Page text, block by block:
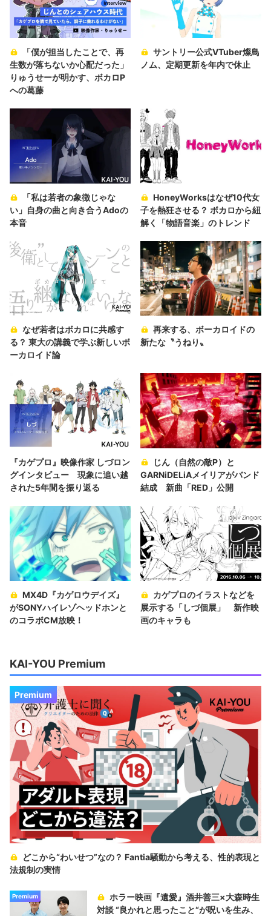
「僕が担当したことで、再
生数が落ちないか心配だった」
りゅうせーが明かす、ボカロP
への葛藤
サントリー公式VTuber燦鳥
ノム、定期更新を年内で休止
「私は若者の象徴じゃな
い」自身の曲と向き合うAdoの
本音
HoneyWorksはなぜ10代女
子を熱狂させる？ ボカロから紐
解く「物語音楽」のトレンド
なぜ若者はボカロに共感す
る？ 東大の講義で学ぶ新しいボ
ーカロイド論
再来する、ボーカロイドの
新たな〝うねり〟
『カゲプロ』映像作家 しづロン
グインタビュー 現象に追い越
された5年間を振り返る
じん（自然の敵P）と
GARNiDELiAメイリアがバンド
結成 新曲「RED」公開
MX4D『カゲロウデイズ』
がSONYハイレゾヘッドホンと
のコラボCM放映！
カゲプロのイラストなどを
展示する「しづ個展」 新作映
画のキャラも
KAI-YOU Premium
Premium
どこから“わいせつ”なの？ Fantia騒動から考える、性的表現と
法規制の実情
Premium
ホラー映画『遺愛』酒井善三×大森時生
対談 “良かれと思ったこと“が呪いを生み、